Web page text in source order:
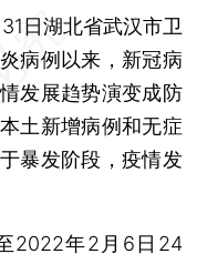
日湖北省武汉市卫
病例以来，新冠病
发展趋势演变成防
土新增病例和无症
暴发阶段，疫情发
年2月6日24